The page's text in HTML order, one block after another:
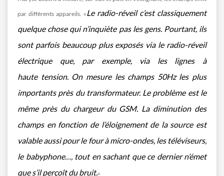
par différents appareils. «Le radio-réveil c’est classiquement
quelque chose qui n’inquiète pas les gens. Pourtant, ils
sont parfois beaucoup plus exposés via le radio-réveil
électrique que, par exemple, via les lignes à
haute tension. On mesure les champs 50Hz les plus
importants près du transformateur. Le problème est le
même près du chargeur du GSM. La diminution des
champs en fonction de l’éloignement de la source est
valable aussi pour le four à micro-ondes, les téléviseurs,
le babyphone…, tout en sachant que ce dernier n’émet
que s’il perçoît du bruit.»